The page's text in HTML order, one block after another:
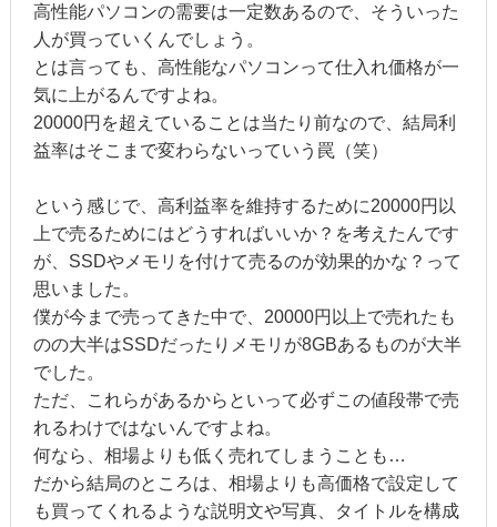
高性能パソコンの需要は一定数あるので、そういった
人が買っていくんでしょう。
とは言っても、高性能なパソコンって仕入れ価格が一
気に上がるんですよね。
20000円を超えていることは当たり前なので、結局利
益率はそこまで変わらないっていう罠（笑）
という感じで、高利益率を維持するために20000円以
上で売るためにはどうすればいいか？を考えたんです
が、SSDやメモリを付けて売るのが効果的かな？って
思いました。
僕が今まで売ってきた中で、20000円以上で売れたも
のの大半はSSDだったりメモリが8GBあるものが大半
でした。
ただ、これらがあるからといって必ずこの値段帯で売
れるわけではないんですよね。
何なら、相場よりも低く売れてしまうことも…
だから結局のところは、相場よりも高価格で設定して
も買ってくれるような説明文や写真、タイトルを構成